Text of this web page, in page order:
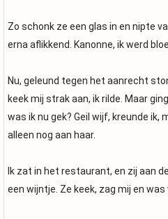
Zo schonk ze een glas in en nipte
erna aflikkend. Kanonne, ik werd
Nu, geleund tegen het aanrecht
keek mij strak aan, ik rilde. Maar
was ik nu gek? Geil wijf, kreunde ik,
alleen nog aan haar.
Ik zat in het restaurant, en zij aan
een wijntje. Ze keek, zag mij en was